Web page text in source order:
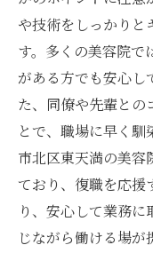
や技術をしっかりと
す。多くの美容院で
がある方でも安心し
た、同僚や先輩との
とで、職場に早く
市北区東天満の美容
ており、復職を応援
り、安心して業務
じながら働ける場